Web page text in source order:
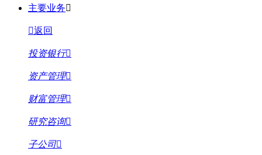
主要业务
返回
投资银行
资产管理
财富管理
研究咨询
子公司